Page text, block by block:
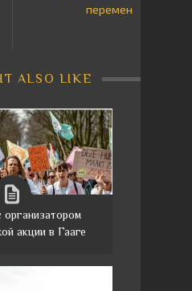
перемен
ALSO LIKE
акции в Гааге